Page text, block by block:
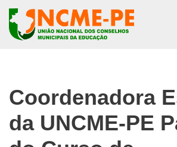
Pular
Coordenadora
da UNCME-PE